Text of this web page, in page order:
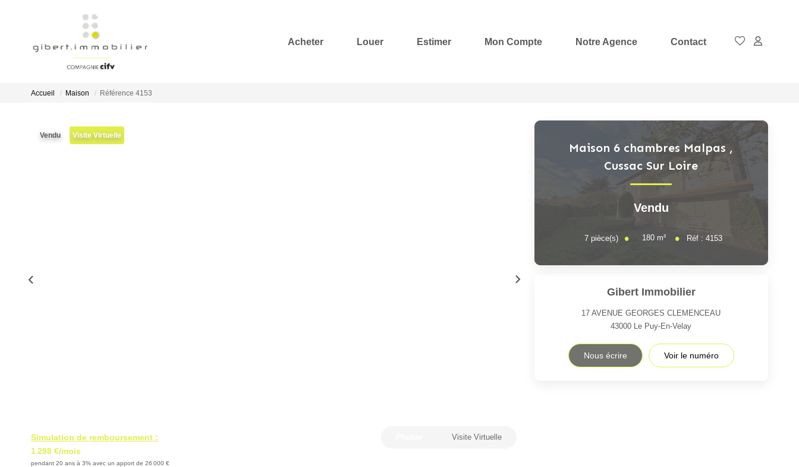
Acheter Louer Estimer Mon Compte Notre Agence Contact
Accueil Maison Référence 4153
Vendu Visite Virtuelle
Simulation de remboursement :
1 298 €/mois
pendant 20 ans à 3% avec un apport de 26 000 €
Visite Virtuelle
Maison 6 chambres Malpas ,
Cussac Sur Loire
Vendu
7pièce(s) 180 m² Réf :4153
Gibert Immobilier
17 AVENUE GEORGES CLEMENCEAU
43000 Le Puy-En-Velay
Nous écrire Voir le numéro